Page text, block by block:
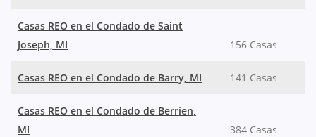
Casas REO en el Condado de Saint
Joseph, MI
156 Casas
Casas REO en el Condado de Barry, MI 141 Casas
Casas REO en el Condado de Berrien,
MI
384 Casas